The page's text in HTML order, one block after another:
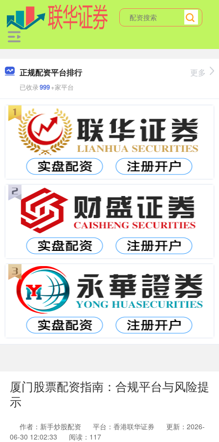
正规配资平台排行
已收录999+家平台
更多
厦门股票配资指南：合规平台与风险提
示
作者：新手炒股配资 平台：香港联华证券
更新：2026-
06-30 12:02:33
阅读：117